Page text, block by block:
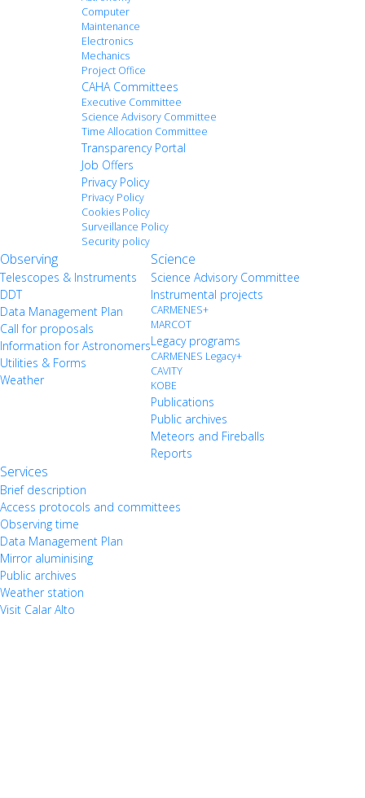
Computer
Maintenance
Electronics
Mechanics
Project Office
CAHA Committees
Executive Committee
Science Advisory Committee
Time Allocation Committee
Transparency Portal
Job Offers
Privacy Policy
Privacy Policy
Cookies Policy
Surveillance Policy
Security policy
Observing
Telescopes & Instruments
DDT
Data Management Plan
Call for proposals
Information for Astronomers
Utilities & Forms
Weather
Science
Science Advisory Committee
Instrumental projects
CARMENES+
MARCOT
Legacy programs
CARMENES Legacy+
CAVITY
KOBE
Publications
Public archives
Meteors and Fireballs
Reports
Services
Brief description
Access protocols and committees
Observing time
Data Management Plan
Mirror aluminising
Public archives
Weather station
Visit Calar Alto